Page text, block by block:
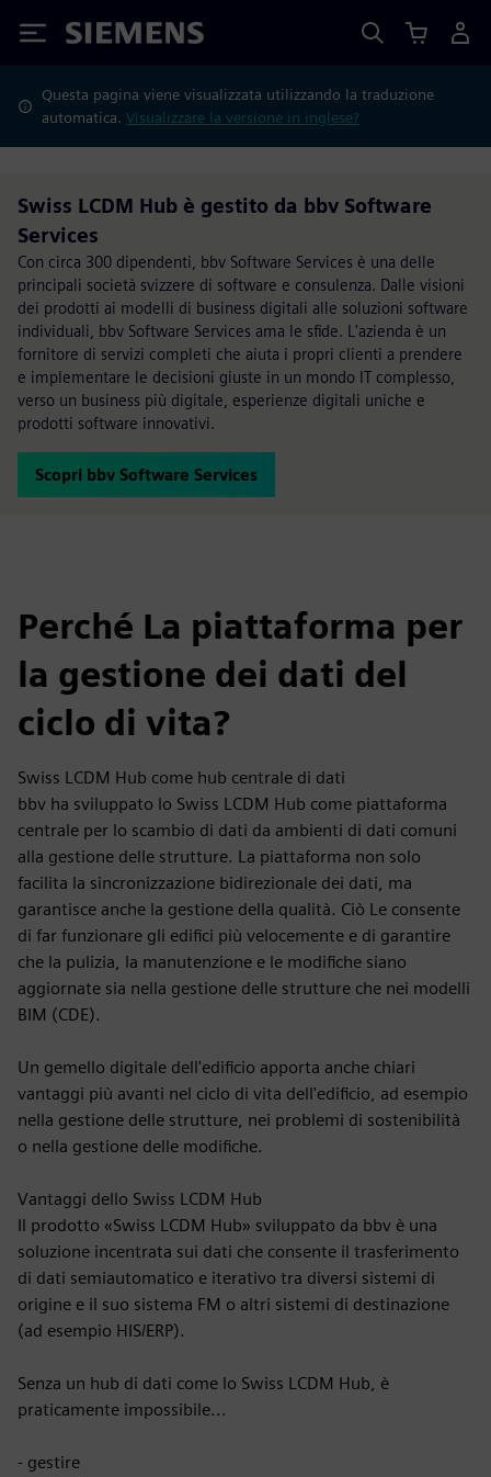
Siemens
Questa pagina viene visualizzata utilizzando la traduzione
automatica.Visualizzare la versione in inglese?
Swiss LCDM Hub è gestito da bbv Software
Services
Con circa 300 dipendenti, bbv Software Services è una delle
principali società svizzere di software e consulenza. Dalle visioni
dei prodotti ai modelli di business digitali alle soluzioni software
individuali, bbv Software Services ama le sfide. L'azienda è un
fornitore di servizi completi che aiuta i propri clienti a prendere
e implementare le decisioni giuste in un mondo IT complesso,
verso un business più digitale, esperienze digitali uniche e
prodotti software innovativi.
Scopri bbv Software Services
Perché La piattaforma per
la gestione dei dati del
ciclo di vita?
Swiss LCDM Hub come hub centrale di dati
bbv ha sviluppato lo Swiss LCDM Hub come piattaforma
centrale per lo scambio di dati da ambienti di dati comuni
alla gestione delle strutture. La piattaforma non solo
facilita la sincronizzazione bidirezionale dei dati, ma
garantisce anche la gestione della qualità. Ciò Le consente
di far funzionare gli edifici più velocemente e di garantire
che la pulizia, la manutenzione e le modifiche siano
aggiornate sia nella gestione delle strutture che nei modelli
BIM (CDE).
Un gemello digitale dell'edificio apporta anche chiari
vantaggi più avanti nel ciclo di vita dell'edificio, ad esempio
nella gestione delle strutture, nei problemi di sostenibilità
o nella gestione delle modifiche.
Vantaggi dello Swiss LCDM Hub
Il prodotto «Swiss LCDM Hub» sviluppato da bbv è una
soluzione incentrata sui dati che consente il trasferimento
di dati semiautomatico e iterativo tra diversi sistemi di
origine e il suo sistema FM o altri sistemi di destinazione
(ad esempio HIS/ERP).
Senza un hub di dati come lo Swiss LCDM Hub, è
praticamente impossibile...
- gestire